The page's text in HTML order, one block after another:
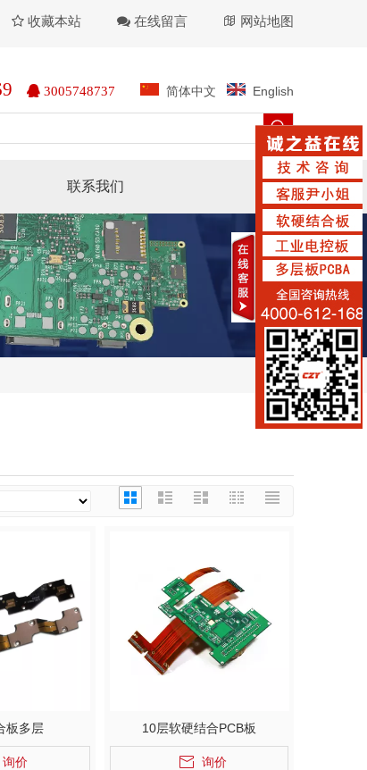
 收藏本站  在线留言  网站地图
 3005748737 简体中文 English
联系我们
板多层
询价
10层软硬结合PCB板
询价